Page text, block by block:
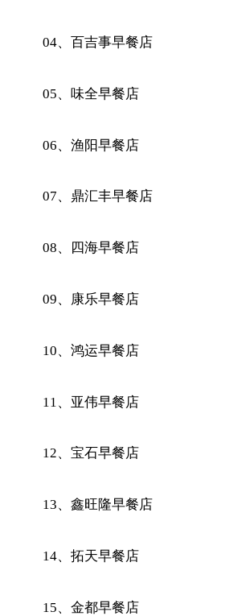
04、百吉事早餐店
05、味全早餐店
06、渔阳早餐店
07、鼎汇丰早餐店
08、四海早餐店
09、康乐早餐店
10、鸿运早餐店
11、亚伟早餐店
12、宝石早餐店
13、鑫旺隆早餐店
14、拓天早餐店
15、金都早餐店